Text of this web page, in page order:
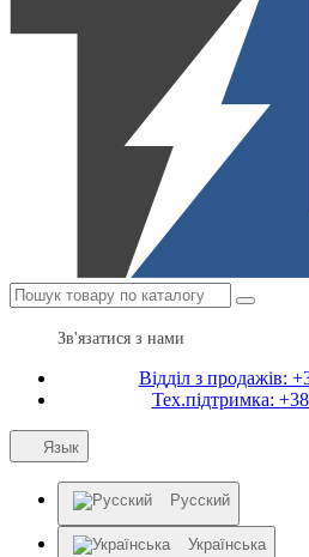
Зв'язатися з нами
Відділ з продажів:
Тех.підтримка:
Язык
Русский
Українська